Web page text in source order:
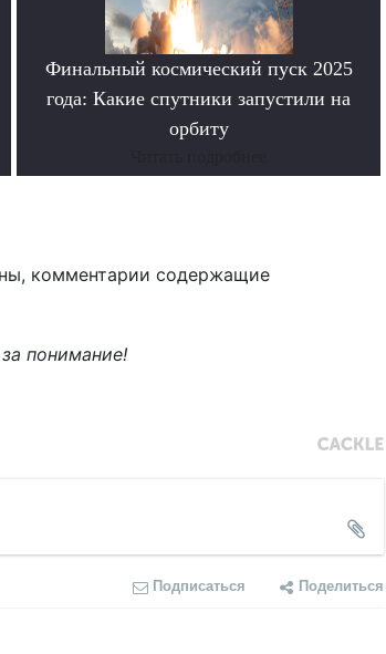
Финальный космический пуск 2025
года: Какие спутники запустили на
орбиту
комментарии содержащие
понимание!
Подписаться Поделиться